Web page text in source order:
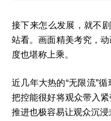
接下来怎么发展，就不
站看。画面精美考究，
度也堪称上乘。
近几年大热的“无限流”
把控能很好将观众带入
推进也极容易让观众沉浸